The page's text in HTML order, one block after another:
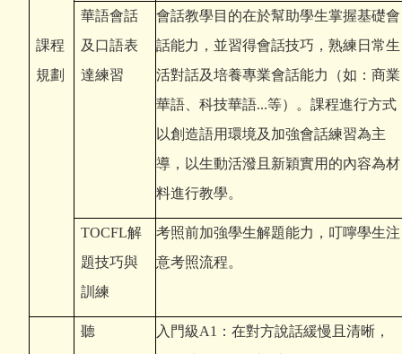
課程
規劃
華語會話
及口語表
達練習
會話教學目的在於幫助學生掌握基礎會
話能力，並習得會話技巧，熟練日常生
活對話及培養專業會話能力（如：商業
華語、科技華語...等）。課程進行方式
以創造語用環境及加強會話練習為主
導，以生動活潑且新穎實用的內容為材
料進行教學。
TOCFL解
題技巧與
訓練
考照前加強學生解題能力，叮嚀學生注
意考照流程。
聽
入門級A1：在對方說話緩慢且清晰，